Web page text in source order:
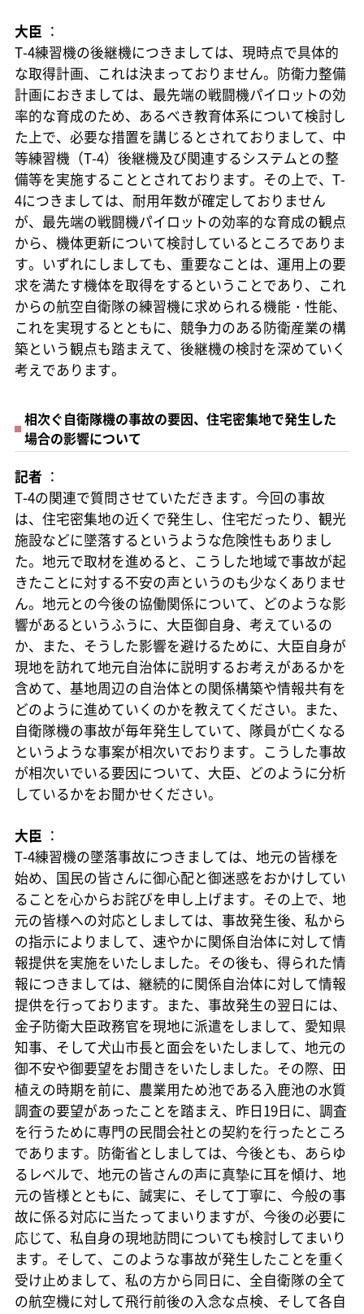
大臣 ：
T-4練習機の後継機につきましては、現時点で具体的
な取得計画、これは決まっておりません。防衛力整備
計画におきましては、最先端の戦闘機パイロットの効
率的な育成のため、あるべき教育体系について検討し
た上で、必要な措置を講じるとされておりまして、中
等練習機（T-4）後継機及び関連するシステムとの整
備等を実施することとされております。その上で、T-
4につきましては、耐用年数が確定しておりません
が、最先端の戦闘機パイロットの効率的な育成の観点
から、機体更新について検討しているところでありま
す。いずれにしましても、重要なことは、運用上の要
求を満たす機体を取得をするということであり、これ
からの航空自衛隊の練習機に求められる機能・性能、
これを実現するとともに、競争力のある防衛産業の構
築という観点も踏まえて、後継機の検討を深めていく
考えであります。
相次ぐ自衛隊機の事故の要因、住宅密集地で発生した
場合の影響について
記者 ：
T-4の関連で質問させていただきます。今回の事故
は、住宅密集地の近くで発生し、住宅だったり、観光
施設などに墜落するというような危険性もありまし
た。地元で取材を進めると、こうした地域で事故が起
きたことに対する不安の声というのも少なくありませ
ん。地元との今後の協働関係について、どのような影
響があるというふうに、大臣御自身、考えているの
か、また、そうした影響を避けるために、大臣自身が
現地を訪れて地元自治体に説明するお考えがあるかを
含めて、基地周辺の自治体との関係構築や情報共有を
どのように進めていくのかを教えてください。また、
自衛隊機の事故が毎年発生していて、隊員が亡くなる
というような事案が相次いでおります。こうした事故
が相次いでいる要因について、大臣、どのように分析
しているかをお聞かせください。
大臣 ：
T-4練習機の墜落事故につきましては、地元の皆様を
始め、国民の皆さんに御心配と御迷惑をおかけしてい
ることを心からお詫びを申し上げます。その上で、地
元の皆様への対応としましては、事故発生後、私から
の指示によりまして、速やかに関係自治体に対して情
報提供を実施をいたしました。その後も、得られた情
報につきましては、継続的に関係自治体に対して情報
提供を行っております。また、事故発生の翌日には、
金子防衛大臣政務官を現地に派遣をしまして、愛知県
知事、そして犬山市長と面会をいたしまして、地元の
御不安や御要望をお聞きをいたしました。その際、田
植えの時期を前に、農業用ため池である入鹿池の水質
調査の要望があったことを踏まえ、昨日19日に、調査
を行うために専門の民間会社との契約を行ったところ
であります。防衛省としましては、今後とも、あらゆ
るレベルで、地元の皆さんの声に真摯に耳を傾け、地
元の皆様とともに、誠実に、そして丁寧に、今般の事
故に係る対応に当たってまいりますが、今後の必要に
応じて、私自身の現地訪問についても検討してまいり
ます。そして、このような事故が発生したことを重く
受け止めまして、私の方から同日に、全自衛隊の全て
の航空機に対して飛行前後の入念な点検、そして各自